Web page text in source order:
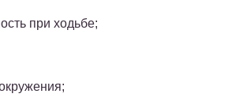
при ходьбе;